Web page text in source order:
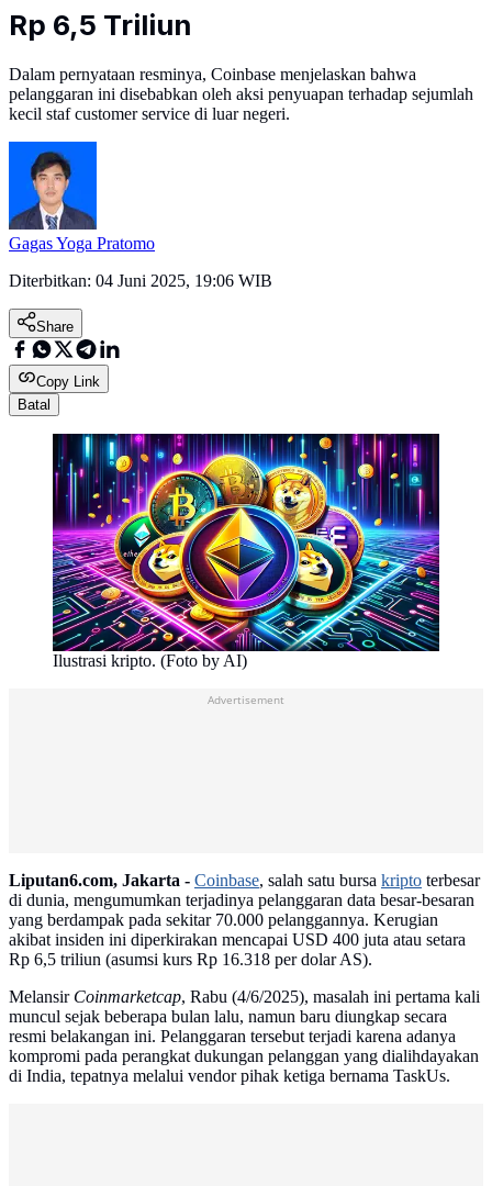
Rp 6,5 Triliun
Dalam pernyataan resminya, Coinbase menjelaskan bahwa
pelanggaran ini disebabkan oleh aksi penyuapan terhadap sejumlah
kecil staf customer service di luar negeri.
Gagas Yoga Pratomo
Diterbitkan: 04 Juni 2025, 19:06 WIB
Share
Copy Link
Batal
Ilustrasi kripto. (Foto by AI)
Advertisement
Liputan6.com, Jakarta - Coinbase, salah satu bursa kripto terbesar
di dunia, mengumumkan terjadinya pelanggaran data besar-besaran
yang berdampak pada sekitar 70.000 pelanggannya. Kerugian
akibat insiden ini diperkirakan mencapai USD 400 juta atau setara
Rp 6,5 triliun (asumsi kurs Rp 16.318 per dolar AS).
Melansir Coinmarketcap, Rabu (4/6/2025), masalah ini pertama kali
muncul sejak beberapa bulan lalu, namun baru diungkap secara
resmi belakangan ini. Pelanggaran tersebut terjadi karena adanya
kompromi pada perangkat dukungan pelanggan yang dialihdayakan
di India, tepatnya melalui vendor pihak ketiga bernama TaskUs.